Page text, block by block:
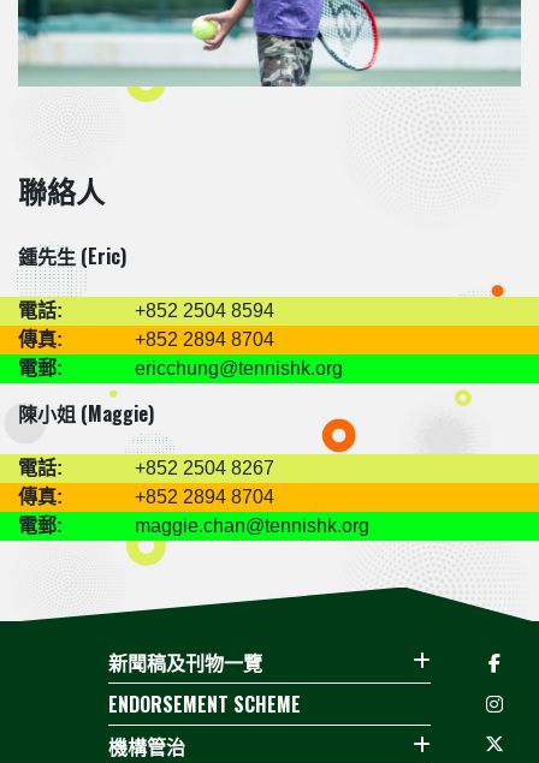
聯絡人
鍾先生 (Eric)
電話:
+852 2504 8594
傳真:
+852 2894 8704
電郵:
ericchung@tennishk.org
陳小姐 (Maggie)
電話:
+852 2504 8267
傳真:
+852 2894 8704
電郵:
maggie.chan@tennishk.org
新聞稿及刊物一覽
ENDORSEMENT SCHEME
機構管治